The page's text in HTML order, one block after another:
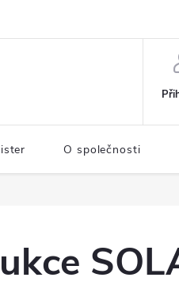
O společnosti